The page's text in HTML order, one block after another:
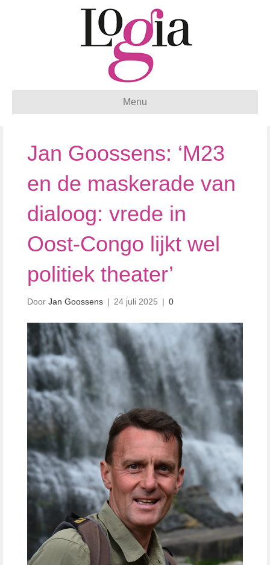
Menu
Jan Goossens: ‘M23
en de maskerade van
dialoog: vrede in
Oost-Congo lijkt wel
politiek theater’
Door Jan Goossens | 24 juli 2025 | 0